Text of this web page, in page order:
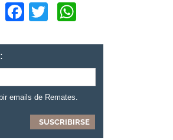
Facebook
Twitter
emails de Remates.